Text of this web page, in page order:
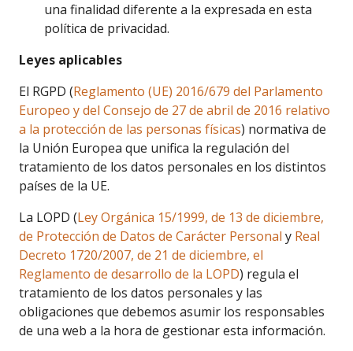
una finalidad diferente a la expresada en esta
política de privacidad.
Leyes aplicables
El RGPD (Reglamento (UE) 2016/679 del Parlamento
Europeo y del Consejo de 27 de abril de 2016 relativo
a la protección de las personas físicas) normativa de
la Unión Europea que unifica la regulación del
tratamiento de los datos personales en los distintos
países de la UE.
La LOPD (Ley Orgánica 15/1999, de 13 de diciembre,
de Protección de Datos de Carácter Personal y Real
Decreto 1720/2007, de 21 de diciembre, el
Reglamento de desarrollo de la LOPD) regula el
tratamiento de los datos personales y las
obligaciones que debemos asumir los responsables
de una web a la hora de gestionar esta información.